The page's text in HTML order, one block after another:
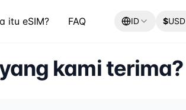
itu eSIM? FAQ ID $USD
kami terima?